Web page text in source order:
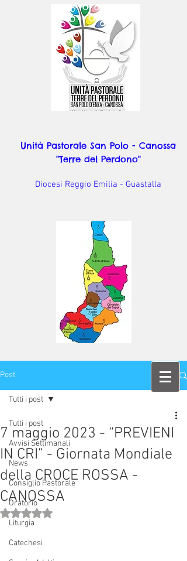
Unità Pastorale San Polo - Canossa
"Terre del Perdono"
Diocesi Reggio Emilia - Guastalla
Post
Tutti i post
Avvisi Settimanali
News
Consiglio Pastorale
Oratorio
Liturgia
Catechesi
Tutti i post
7 maggio 2023 - “PREVIENI
IN CRI” - Giornata Mondiale
della CROCE ROSSA -
CANOSSA
Valutazione NaN stelle su 5.